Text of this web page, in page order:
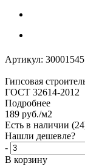
Артикул: 30001545
Гипсовая
ГОСТ 32614-2012
Подробнее
189 руб./м2
Есть в наличии
Нашли дешевле?
-
В корзину